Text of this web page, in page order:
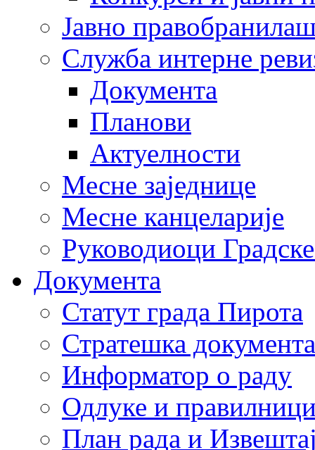
Јавно
Служба интерне
Документа
Планови
Актуелности
Месне заједнице
Месне канцеларије
Руководиоци
Документа
Статут града Пирота
Стратешка документа
Информатор о раду
Одлуке и
План рада и